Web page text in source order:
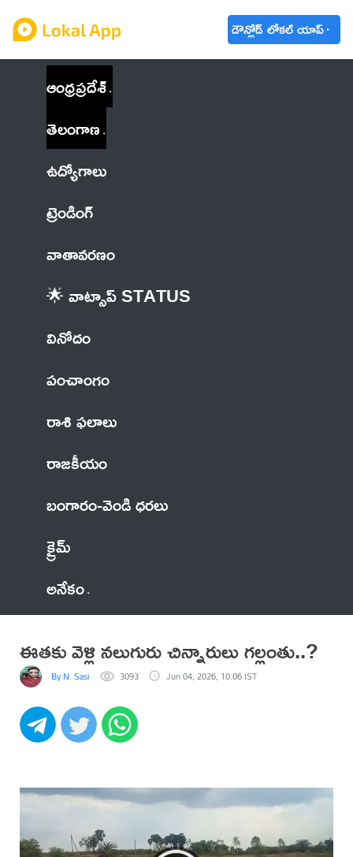
డౌన్లోడ్ లోకల్ యాప్
ఆంధ్రప్రదేశ్
తెలంగాణ
ఉద్యోగాలు
ట్రెండింగ్
వాతావరణం
🌟 వాట్సాప్ STATUS
వినోదం
పంచాంగం
రాశి ఫలాలు
రాజకీయం
బంగారం-వెండి ధరలు
క్రైమ్
అనేకం
ఈతకు వెళ్లి నలుగురు చిన్నారులు గల్లంతు..?
By N. Sasi 3093 Jun 04, 2026, 10:06 IST